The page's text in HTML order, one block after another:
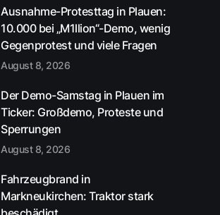
Ausnahme-Protesttag in Plauen:
10.000 bei „M1llion“-Demo, wenig
Gegenprotest und viele Fragen
August 8, 2026
Der Demo-Samstag in Plauen im
Ticker: Großdemo, Proteste und
Sperrungen
August 8, 2026
Fahrzeugbrand in
Markneukirchen: Traktor stark